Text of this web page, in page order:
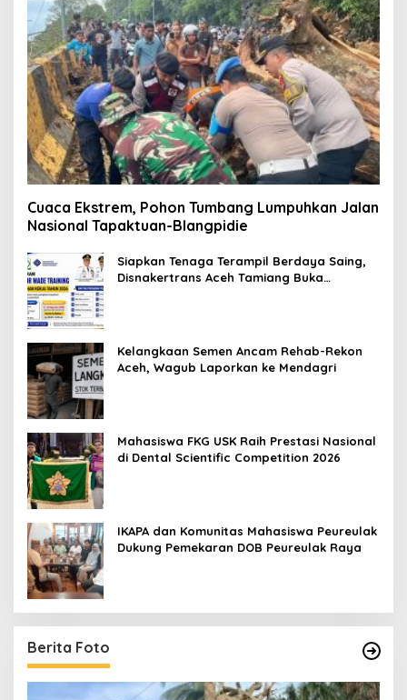
Cuaca Ekstrem, Pohon Tumbang Lumpuhkan Jalan
Nasional Tapaktuan-Blangpidie
Siapkan Tenaga Terampil Berdaya Saing,
Disnakertrans Aceh Tamiang Buka
Kelangkaan Semen Ancam Rehab-Rekon
Aceh, Wagub Laporkan ke Mendagri
Mahasiswa FKG USK Raih Prestasi Nasional
di Dental Scientific Competition 2026
IKAPA dan Komunitas Mahasiswa Peureulak
Dukung Pemekaran DOB Peureulak Raya
Berita Foto